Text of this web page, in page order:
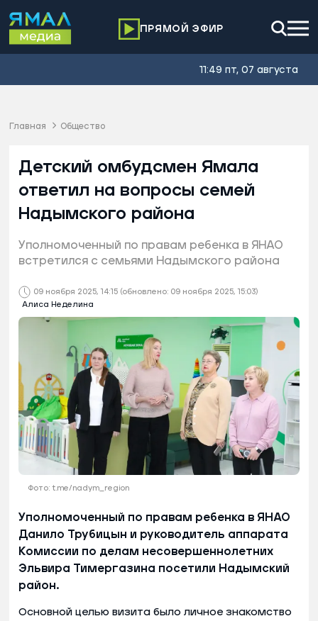
ПРЯМОЙ ЭФИР
11:49 пт, 07 августа
Главная Общество
09 ноября 2025, 14:15 (обновлено: 09 ноября 2025, 15:03)
Алиса Неделина
Детский омбудсмен Ямала
ответил на вопросы семей
Надымского района
Уполномоченный по правам ребенка в ЯНАО
встретился с семьями Надымского района
Фото: t.me/nadym_region
Уполномоченный по правам ребенка в ЯНАО
Данило Трубицын и руководитель аппарата
Комиссии по делам несовершеннолетних
Эльвира Тимергазина посетили Надымский
район.
Основной целью визита было личное знакомство